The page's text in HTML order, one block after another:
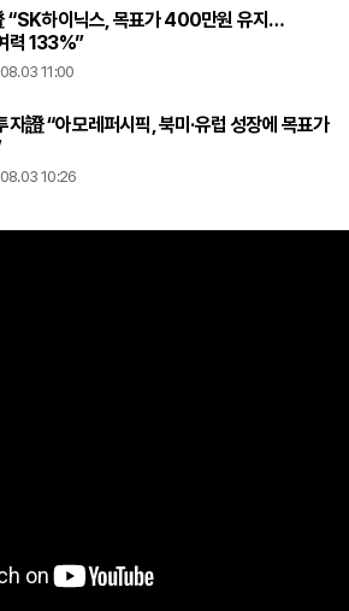
“SK하이닉스, 목표가 400만원 유지…
력 133%”
11:00
자證 “아모레퍼시픽, 북미·유럽 성장에 목표가
10:26